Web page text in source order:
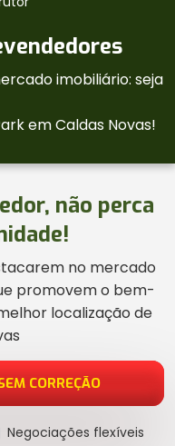
imobiliário: seja
em Caldas Novas!
não perca
no mercado
promovem o bem-
localização de
CORREÇÃO
Negociações flexíveis